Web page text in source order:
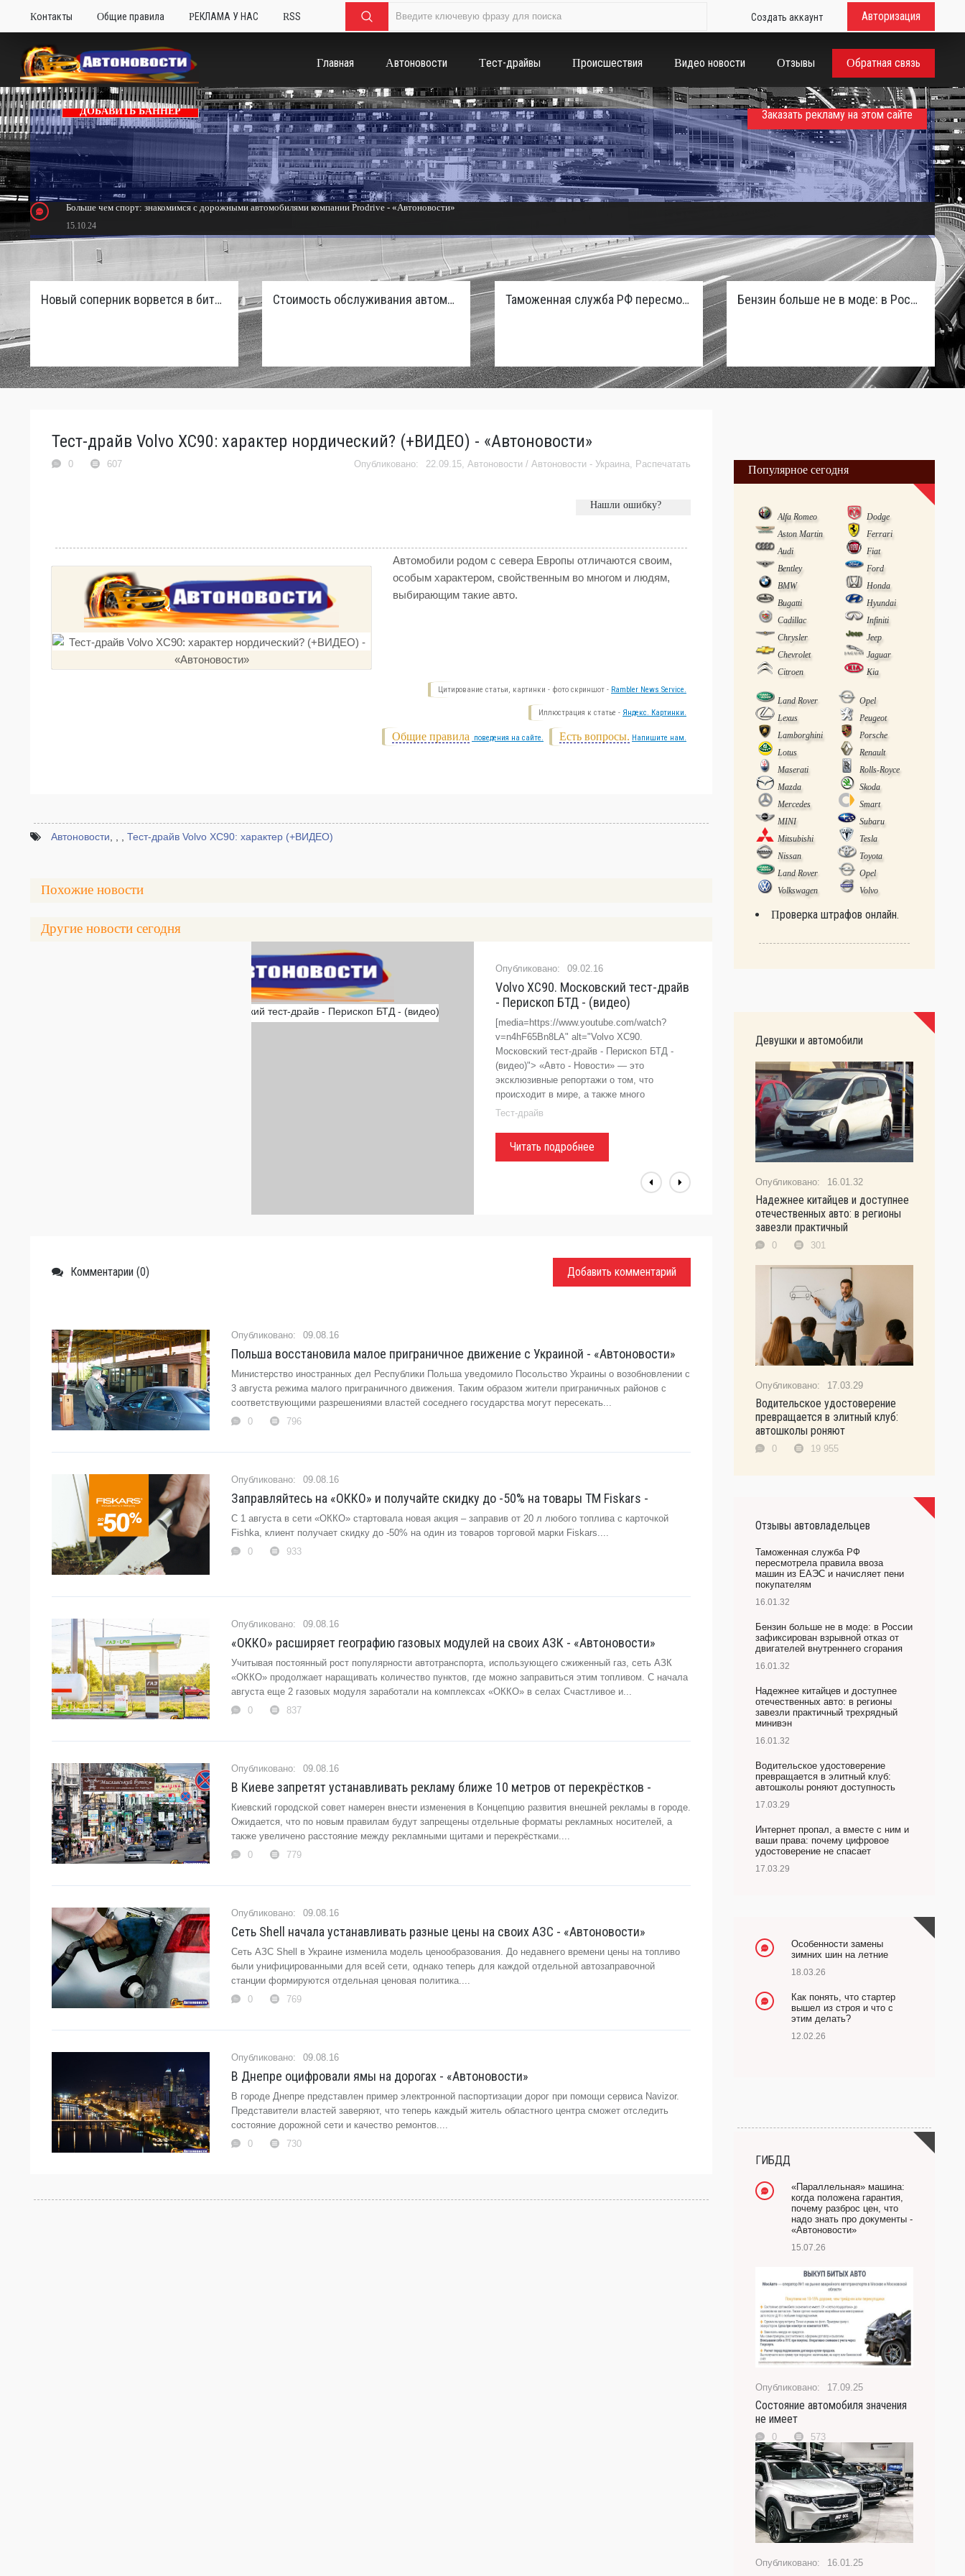
Контакты Общие правила РЕКЛАМА У НАС RSS Создать аккаунт Авторизация
Главная Автоновости Тест-драйвы Происшествия Видео новости Отзывы Обратная связь
ДОБАВИТЬ БАННЕР
Больше чем спорт: знакомимся с дорожными автомобилями компании Prodrive - «Автоновости»
15.10.24
Тюнинг Mitsubishi Eclipse. Самый быстрый передний привод России с бензиновым мотором - «Тюнинг и автоспорт»
Заказать рекламу на этом сайте
Новый соперник ворвется в битву пикапов: Sinotruk S7 с дизелем и 4×4 готовят к старту в России Стоимость обслуживания автомобилей в России вырастет из-за дефицита кадров Таможенная служба РФ пересмотрела правила ввоза машин из ЕАЭС и начисляет пени покупателям Бензин больше не в моде: в России зафиксирован взрывной отказ от двигателей внутреннего сгорания
Тест-драйв Volvo XC90: характер нордический? (+ВИДЕО) - «Автоновости»
22.09.15, Автоновости / Автоновости - Украина, Распечатать
0 607
Нашли ошибку?
Автомобили родом с севера Европы отличаются своим,
особым характером, свойственным во многом и людям,
выбирающим такие авто.
Цитирование статьи, картинки - фото скриншот - Rambler News Service.
Иллюстрация к статье - Яндекс. Картинки.
Есть вопросы. Напишите нам.
Общие правила поведения на сайте.
Автоновости Тест-драйв Volvo XC90: характер (+ВИДЕО)
Похожие новости
Другие новости сегодня
09.02.16
Volvo XC90. Московский тест-драйв
- Перископ БТД - (видео)
[media=https://www.youtube.com/watch?
v=n4hF65Bn8LA" alt="Volvo XC90.
Московский тест-драйв - Перископ БТД -
(видео)"> «Авто - Новости» — это
эксклюзивные репортажи о том, что
происходит в мире, а также много
Тест-драйв
Читать подробнее
Комментарии (0) Добавить комментарий
09.08.16
Польша восстановила малое приграничное движение с Украиной - «Автоновости»
Министерство иностранных дел Республики Польша уведомило Посольство Украины о возобновлении с
3 августа режима малого приграничного движения. Таким образом жители приграничных районов с
соответствующими разрешениями властей соседнего государства могут пересекать...
0
796
09.08.16
Заправляйтесь на «ОККО» и получайте скидку до -50% на товары ТМ Fiskars -
С 1 августа в сети «ОККО» стартовала новая акция – заправив от 20 л любого топлива с карточкой
Fishka, клиент получает скидку до -50% на один из товаров торговой марки Fiskars....
0
933
09.08.16
«ОККО» расширяет географию газовых модулей на своих АЗК - «Автоновости»
Учитывая постоянный рост популярности автотранспорта, использующего сжиженный газ, сеть АЗК
«ОККО» продолжает наращивать количество пунктов, где можно заправиться этим топливом. С начала
августа еще 2 газовых модуля заработали на комплексах «ОККО» в селах Счастливое и...
0
837
09.08.16
В Киеве запретят устанавливать рекламу ближе 10 метров от перекрёстков -
Киевский городской совет намерен внести изменения в Концепцию развития внешней рекламы в городе.
Ожидается, что по новым правилам будут запрещены отдельные форматы рекламных носителей, а
также увеличено расстояние между рекламными щитами и перекрёстками....
0
779
09.08.16
Сеть Shell начала устанавливать разные цены на своих АЗС - «Автоновости»
Сеть АЗС Shell в Украине изменила модель ценообразования. До недавнего времени цены на топливо
были унифицированными для всей сети, однако теперь для каждой отдельной автозаправочной
станции формируются отдельная ценовая политика....
0
769
09.08.16
В Днепре оцифровали ямы на дорогах - «Автоновости»
В городе Днепре представлен пример электронной паспортизации дорог при помощи сервиса Navizor.
Представители властей заверяют, что теперь каждый житель областного центра сможет отследить
состояние дорожной сети и качество ремонтов....
0
730
Популярное сегодня
Alfa Romeo
Dodge
Aston Martin
Ferrari
Audi
Fiat
Bentley
Ford
BMW
Honda
Bugatti
Hyundai
Cadillac
Infiniti
Chrysler
Jeep
Chevrolet
Jaguar
Citroen
Kia
Land Rover
Opel
Lexus
Peugeot
Lamborghini
Porsche
Lotus
Renault
Maserati
Rolls-Royce
Mazda
Skoda
Mercedes
Smart
MINI
Subaru
Mitsubishi
Tesla
Nissan
Toyota
Land Rover
Opel
Volkswagen
Volvo
Проверка штрафов онлайн.
Девушки и автомобили
16.01.32
Надежнее китайцев и доступнее
отечественных авто: в регионы
завезли практичный
0 301
17.03.29
Водительское удостоверение
превращается в элитный клуб:
автошколы роняют
0 19 955
Отзывы автовладельцев
Таможенная служба РФ
пересмотрела правила ввоза
машин из ЕАЭС и начисляет пени
покупателям
16.01.32
Бензин больше не в моде: в России
зафиксирован взрывной отказ от
двигателей внутреннего сгорания
16.01.32
Надежнее китайцев и доступнее
отечественных авто: в регионы
завезли практичный трехрядный
минивэн
16.01.32
Водительское удостоверение
превращается в элитный клуб:
автошколы роняют доступность
17.03.29
Интернет пропал, а вместе с ним и
ваши права: почему цифровое
удостоверение не спасает
17.03.29
Особенности замены
зимних шин на летние
18.03.26
Как понять, что стартер
вышел из строя и что с
этим делать?
12.02.26
ГИБДД
«Параллельная» машина:
когда положена гарантия,
почему разброс цен, что
надо знать про документы -
«Автоновости»
15.07.26
17.09.25
Состояние автомобиля значения
не имеет
0 573
16.01.25